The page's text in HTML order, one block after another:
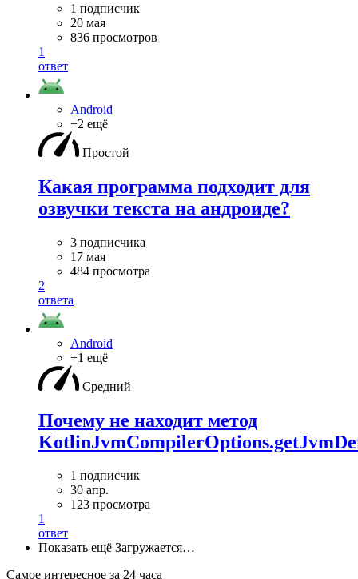
1 подписчик
20 мая
836 просмотров
1
ответ
Android
+2 ещё
Простой
Какая программа подходит для
озвучки текста на андроиде?
3 подписчика
17 мая
484 просмотра
2
ответа
Android
+1 ещё
Средний
Почему не находит метод
1 подписчик
30 апр.
123 просмотра
1
ответ
Показать ещё Загружается…
Самое интересное за 24 часа